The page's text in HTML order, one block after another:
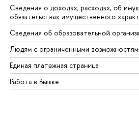
Сведения о доходах, расходах, об
обязательствах имущественного
Сведения об образовательной
Людям с ограниченными
Единая платежная страница
Работа в Вышке